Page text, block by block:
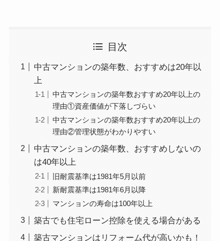
目次
中古マンションの築年数、おすすめは20年以
上
中古マンションの築年数おすすめ20年以上の
理由①資産価値が下落しづらい
中古マンションの築年数おすすめ20年以上の
理由②管理状態がわかりやすい
中古マンションの築年数、おすすめしないの
は40年以上
旧耐震基準は1981年5月以前
新耐震基準は1981年6月以降
マンションの寿命は100年以上
築古でも住宅ローン控除を使える場合がある
築古マンションはリフォーム代が高いかも！